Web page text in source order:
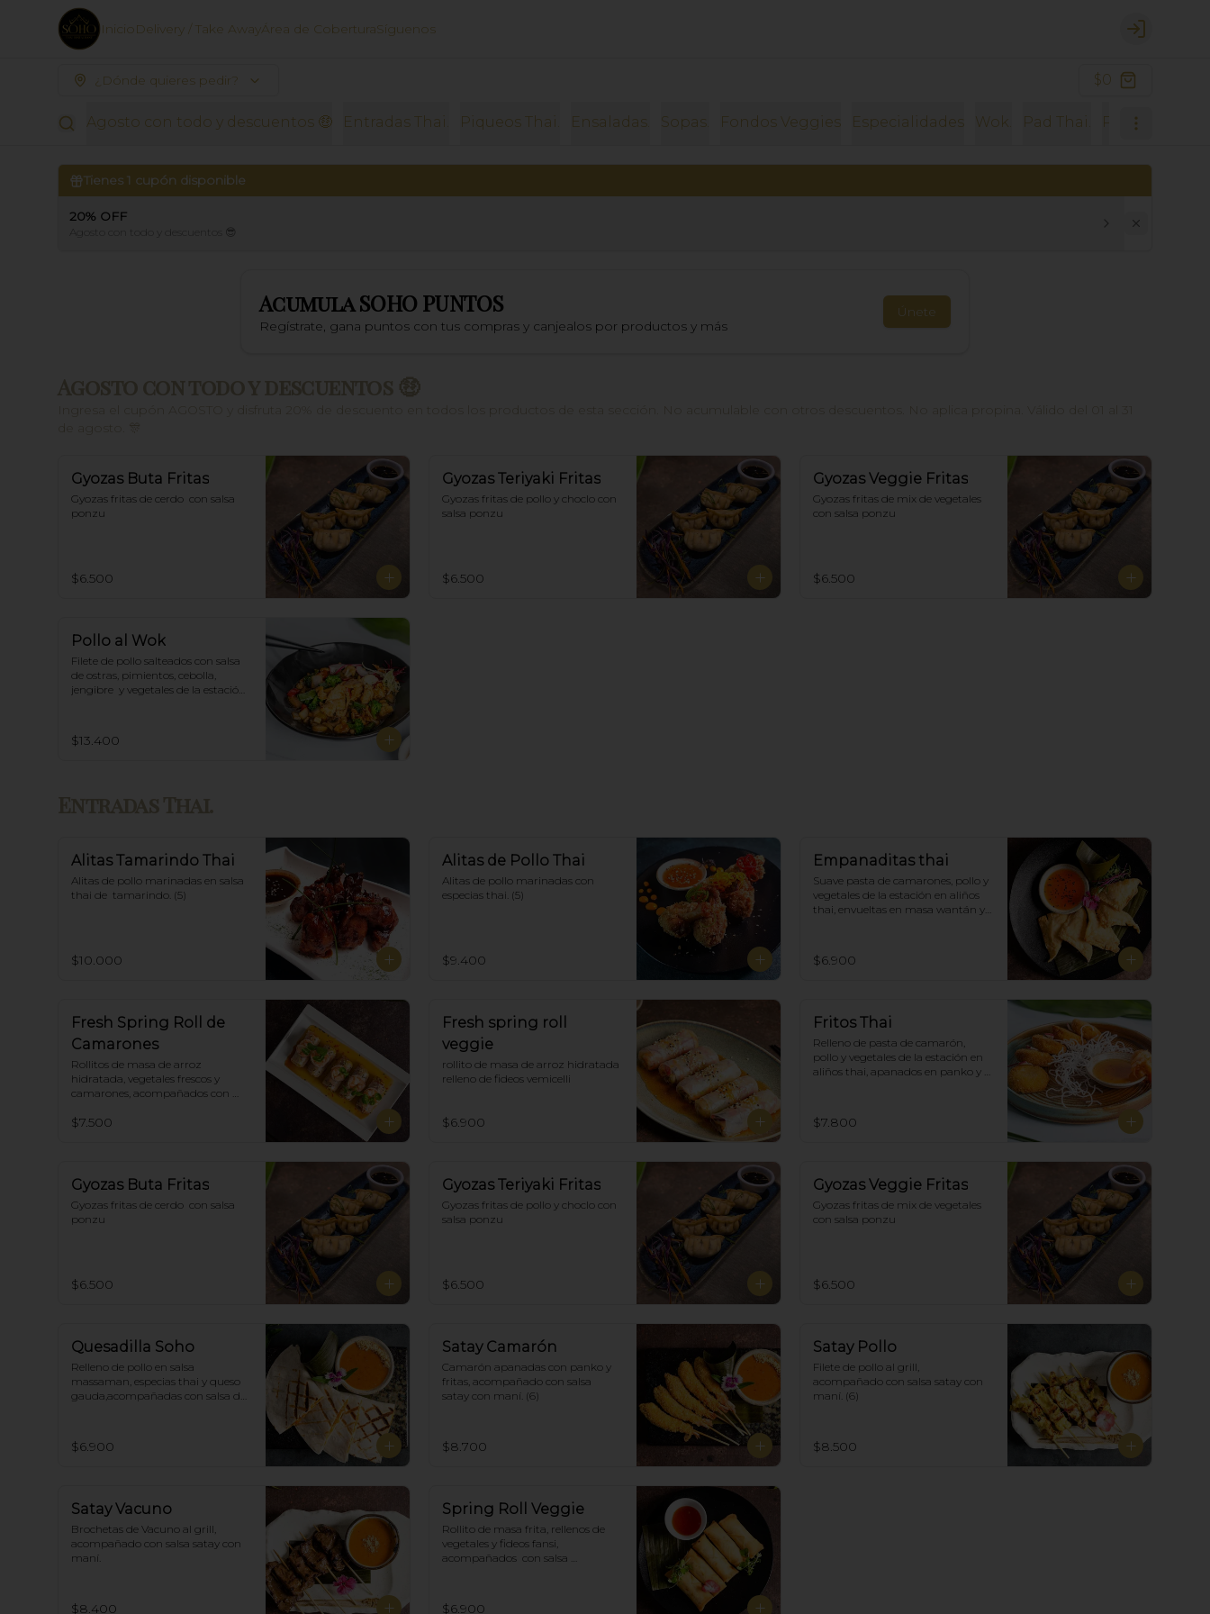
InicioDelivery / Take AwayÁrea de CoberturaSíguenos Login
¿Dónde quieres pedir? $0
Agosto con todo y descuentos 🤑 Entradas Thai. Piqueos Thai. Ensaladas. Sopas. Fondos Veggies Especialidades Wok. Pad Thai. Pad Kee Mao.
Tienes 1 cupón disponible
20% OFF
Agosto con todo y descuentos 😎
AcumulaSOHO PUNTOS
Regístrate, gana puntos con tus compras y canjealos por productos y más
Únete
Gyozas Buta Fritas
Gyozas fritas de cerdo  con salsa
ponzu
$6.500
Gyozas Teriyaki Fritas
Gyozas fritas de pollo y choclo con
salsa ponzu
$6.500
Gyozas Veggie Fritas
Gyozas fritas de mix de vegetales
con salsa ponzu
$6.500
Pollo al Wok
Filete de pollo salteados con salsa
de ostras, pimientos, cebolla,
jengibre  y vegetales de la estación,
$13.400
Entradas Thai.
Alitas Tamarindo Thai
Alitas de pollo marinadas en salsa
thai de  tamarindo. (5)
$10.000
Alitas de Pollo Thai
Alitas de pollo marinadas con
especias thai. (5)
$9.400
Empanaditas thai
Suave pasta de camarones, pollo y
vegetales de la estación en aliños
thai, envueltas en masa wantán y
$6.900
Fresh Spring Roll de
Camarones
Rollitos de masa de arroz
hidratada, vegetales frescos y
camarones, acompañados con
$7.500
Fresh spring roll
veggie
rollito de masa de arroz hidratada
relleno de fideos vemicelli
$6.900
Fritos Thai
Relleno de pasta de camarón,
pollo y vegetales de la estación en
aliños thai, apanados en panko y
$7.800
Gyozas Buta Fritas
Gyozas fritas de cerdo  con salsa
ponzu
$6.500
Gyozas Teriyaki Fritas
Gyozas fritas de pollo y choclo con
salsa ponzu
$6.500
Gyozas Veggie Fritas
Gyozas fritas de mix de vegetales
con salsa ponzu
$6.500
Quesadilla Soho
Relleno de pollo en salsa
massaman, especias thai y queso
gauda,acompañadas con salsa de
$6.900
Satay Camarón
Camarón apanadas con panko y
fritas, acompañado con salsa
satay con maní. (6)
$8.700
Satay Pollo
Filete de pollo al grill,
acompañado con salsa satay con
maní. (6)
$8.500
Satay Vacuno
Brochetas de Vacuno al grill,
acompañado con salsa satay con
maní.
$8.400
Spring Roll Veggie
Rollito de masa frita, rellenos de
vegetales y fideos fansi,
acompañados  con salsa
$6.900